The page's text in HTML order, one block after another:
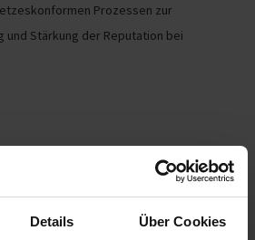
Details Über Cookies
Prozessen zur
und Stärkung der Reputation bei